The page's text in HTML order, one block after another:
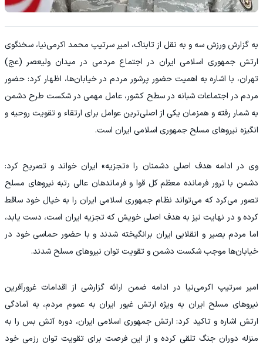
به گزارش ورزش سه و به نقل از تابناک، امیر سرتیپ محمد اکرمی‌نیا، سخنگوی
ارتش جمهوری اسلامی ایران در اجتماع مردمی در میدان ولیعصر (عج)
تهران، با اشاره به اهمیت حضور پرشور مردم در خیابان‌ها، اظهار کرد: حضور
مردم در اجتماعات شبانه در سطح کشور، عامل مهمی در شکست طرح دشمن
به شمار رفته و همزمان یکی از اصلی‌ترین عوامل برای ارتقاء و تقویت روحیه و
انگیزه نیرو‌های مسلح جمهوری اسلامی ایران است.
وی در ادامه هدف اصلی دشمنان را «تجزیه» ایران خواند و تصریح کرد:
دشمن با ترور فرمانده معظم کل قوا و فرماندهان عالی رتبه نیرو‌های مسلح
تصور می‌کرد که می‌تواند نظام جمهوری اسلامی ایران را به خیال خود ساقط
کرده و در نهایت نیز به هدف اصلی خویش که تجزیه ایران است، دست یابد،
اما مردم بصیر و انقلابی ایران برانگیخته شدند و با حضور حماسی خود در
خیابان‌ها موجب شکست دشمن و تقویت توان نیرو‌های مسلح شدند.
امیر سرتیپ اکرمی‌نیا در ادامه ضمن ارائه گزارشی از اقدامات غرورآفرین
نیرو‌های مسلح ایران به ویژه ارتش غیور ایران به عموم مردم، به آمادگی
ارتش اشاره و تاکید کرد: ارتش جمهوری اسلامی ایران، دوره آتش بس را به
منزله دوران جنگ تلقی کرده و از این فرصت برای تقویت توان رزمی خود